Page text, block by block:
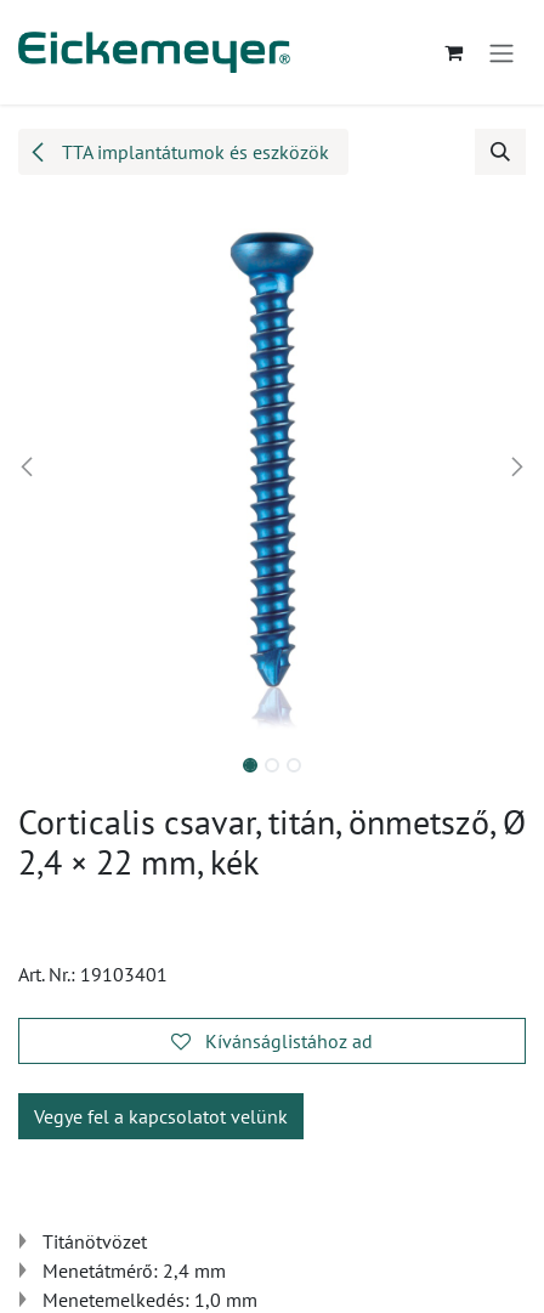
TTA implantátumok és eszközök
Corticalis csavar, titán, önmetsző, Ø
2,4 × 22 mm, kék
Art. Nr.: 19103401
Kívánságlistához ad
Vegye fel a kapcsolatot velünk
Titánötvözet
Menetátmérő: 2,4 mm
Menetemelkedés: 1,0 mm